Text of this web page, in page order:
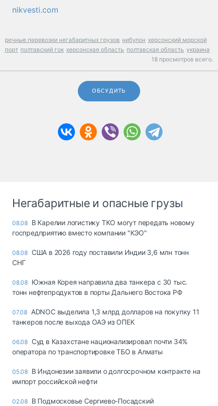
nikvesti.com
речные перевозки негабаритных грузов нибулон херсонский морской
порт полтавский гок херсонская область полтавская область украина
18 просмотров всего.
ОБСУДИТЬ
Негабаритные и опасные грузы
08.08 В Карелии логистику ТКО могут передать новому
госпредприятию вместо компании "КЭО"
08.08 США в 2026 году поставили Индии 3,6 млн тонн
СНГ
08.08 Южная Корея направила два танкера с 30 тыс.
тонн нефтепродуктов в порты Дальнего Востока РФ
07.08 ADNOC выделила 1,3 млрд долларов на покупку 11
танкеров после выхода ОАЭ из ОПЕК
06.08 Суд в Казахстане национализировал почти 34%
оператора по транспортировке ТБО в Алматы
05.08 В Индонезии заявили о долгосрочном контракте на
импорт российской нефти
02.08 В Подмосковье Сергиево-Посадский